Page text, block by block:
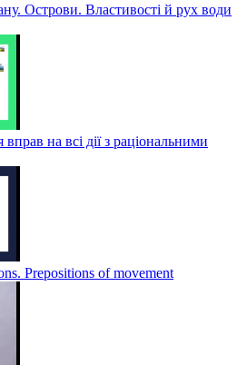
Острови. Властивості й рух води
на всі дії з раціональними
Prepositions of movement